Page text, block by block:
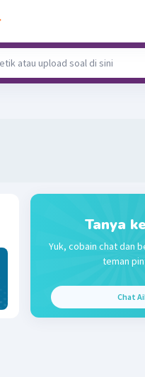
Tanya
Yuk, cobain chat dan
teman
Chat